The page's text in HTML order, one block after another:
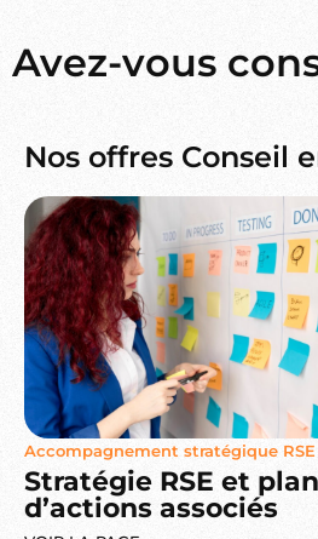
Avez-vous
Nos offres Conseil
Accompagnement stratégique RSE
Stratégie RSE et
d’actions associés